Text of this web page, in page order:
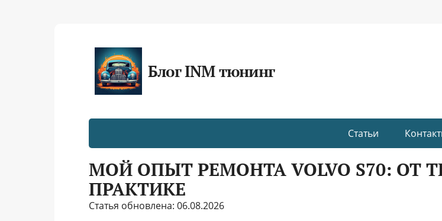
Блог INM тюнинг
Статьи
МОЙ ОПЫТ РЕМОНТА VOLVO S70: ОТ
ПРАКТИКЕ
Статья обновлена: 06.08.2026